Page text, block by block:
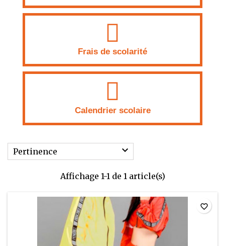
Frais de scolarité
Calendrier scolaire
Pertinence 
Affichage 1-1 de 1 article(s)
favorite_border